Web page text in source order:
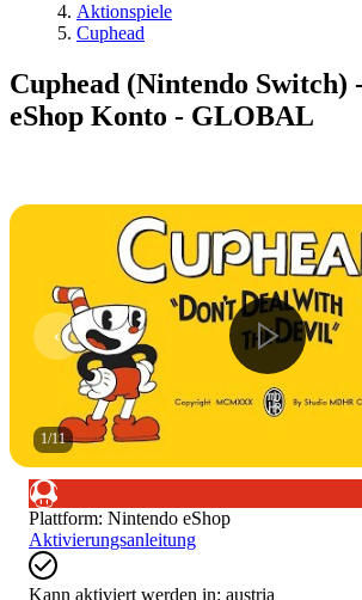
Aktionspiele
Cuphead
Cuphead (Nintendo Switch)
eShop Konto - GLOBAL
1/11
Plattform: Nintendo eShop
Aktivierungsanleitung
Kann aktiviert werden in: austria